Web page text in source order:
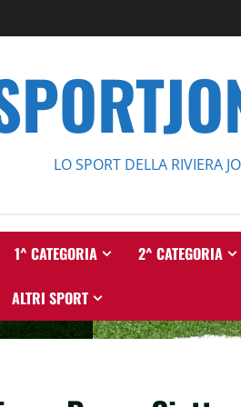
LO SPORT DELLA RIVIERA
1^ CATEGORIA 2^ CATEGORIA
ALTRI SPORT